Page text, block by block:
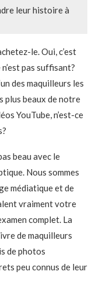
leur histoire à
le. Oui, c’est
pas suffisant?
des maquilleurs les
plus beaux de notre
YouTube, n’est-ce
beau avec le
Nous sommes
médiatique et de
vraiment votre
complet. La
de maquilleurs
de photos
peu connus de leur